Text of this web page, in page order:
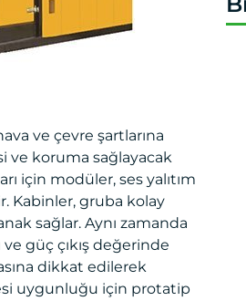
ve çevre şartlarına
ve koruma sağlayacak
için modüler, ses yalıtım
Kabinler, gruba kolay
sağlar. Aynı zamanda
güç çıkış değerinde
dikkat edilerek
uygunluğu için protatip